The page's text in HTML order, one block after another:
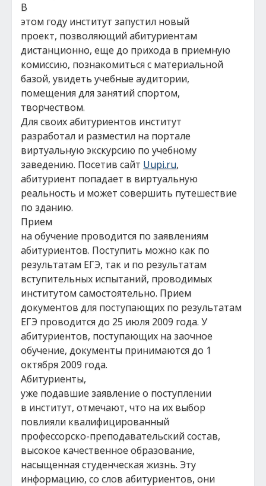
В
этом году институт запустил новый
проект, позволяющий абитуриентам
дистанционно, еще до прихода в приемную
комиссию, познакомиться с материальной
базой, увидеть учебные аудитории,
помещения для занятий спортом,
творчеством.
Для своих абитуриентов институт
разработал и разместил на портале
виртуальную экскурсию по учебному
заведению. Посетив сайт Uupi.ru,
абитуриент попадает в виртуальную
реальность и может совершить путешествие
по зданию.
Прием
на обучение проводится по заявлениям
абитуриентов. Поступить можно как по
результатам ЕГЭ, так и по результатам
вступительных испытаний, проводимых
институтом самостоятельно. Прием
документов для поступающих по результатам
ЕГЭ проводится до 25 июля 2009 года. У
абитуриентов, поступающих на заочное
обучение, документы принимаются до 1
октября 2009 года.
Абитуриенты,
уже подавшие заявление о поступлении
в институт, отмечают, что на их выбор
повлияли квалифицированный
профессорско-преподавательский состав,
высокое качественное образование,
насыщенная студенческая жизнь. Эту
информацию, со слов абитуриентов, они